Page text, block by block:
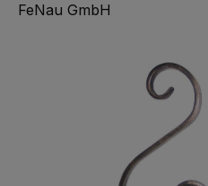
FeNau GmbH
Bildergalerie überspringen